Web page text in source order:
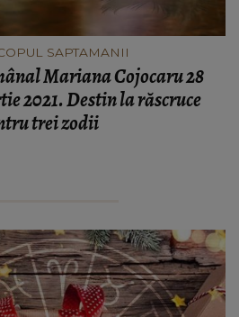
SAPTAMANII
Mariana Cojocaru 28
2021. Destin la răscruce
trei zodii